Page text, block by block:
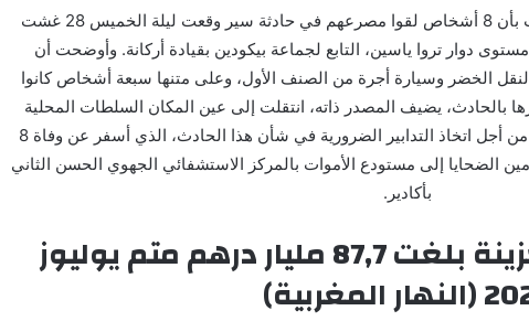
أفادت السلطات المحلية بإقليم تارودانت بأن 8 أشخاص لقوا مصرعهم في حادثة سير وقعت ليلة الخميس 28 غشت
الوطنية رقم 11، على مستوى دوار تروا ياسين، التابع لجماعة بيكودين بقيادة أركانة. وأوضحت أن
الخضر وسيارة أجرة من الصنف الأول، وعلى متنها سبعة أشخاص كانوا
بالحادث، يضيف المصدر ذاته، انتقلت إلى عين المكان السلطات المحلية
ومصالح الدرك الملكي والوقاية المدنية، من أجل اتخاذ التدابير الضرورية في شأن هذا الحادث، الذي أسفر عن وفاة 8
الضحايا إلى مستودع الأموات بالمركز الاستشفائي الجهوي الحسن الثاني
بأكادير.
الاكتتابات الخام للخزينة بلغت 87,7 مليار درهم متم يوليوز
المغربية)